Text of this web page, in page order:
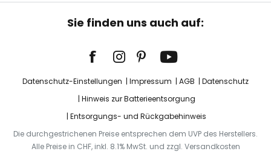
Sie finden uns auch auf:
Datenschutz-Einstellungen Impressum AGB
Datenschutz
Hinweis zur Batterieentsorgung
Entsorgungs- und Rückgabehinweis
Die durchgestrichenen Preise entsprechen dem UVP des Herstellers.
Alle Preise in CHF, inkl. 8.1% MwSt. und zzgl. Versandkosten